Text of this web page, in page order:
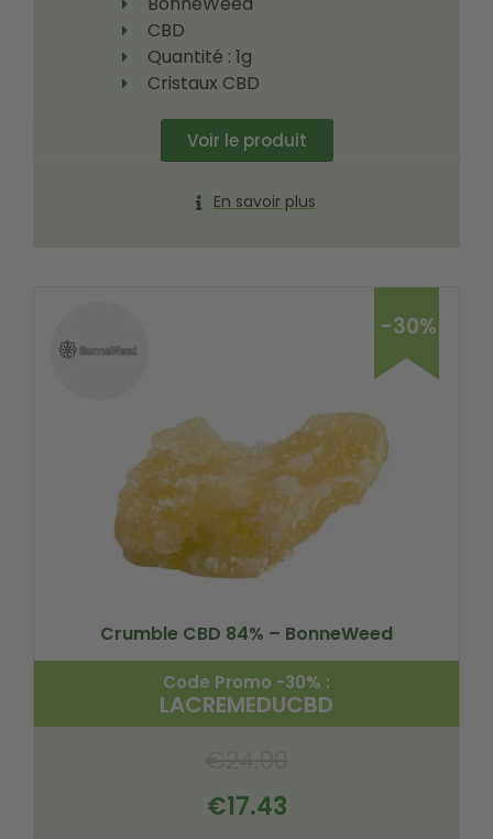
CBD
Quantité : 1g
Cristaux CBD
Voir le produit
En savoir plus
-30%
Crumble CBD 84% – BonneWeed
Code Promo -30% :
LACREMEDUCBD
€17.43